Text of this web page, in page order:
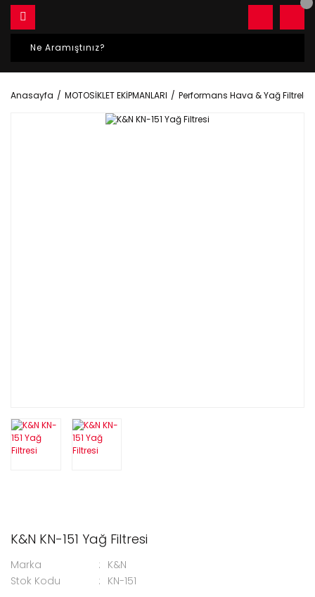
Anasayfa MOTOSİKLET EKİPMANLARI Performans Hava & Yağ Filtreleri
K&N KN-151 Yağ Filtresi
Marka
K&N
Stok Kodu
KN-151